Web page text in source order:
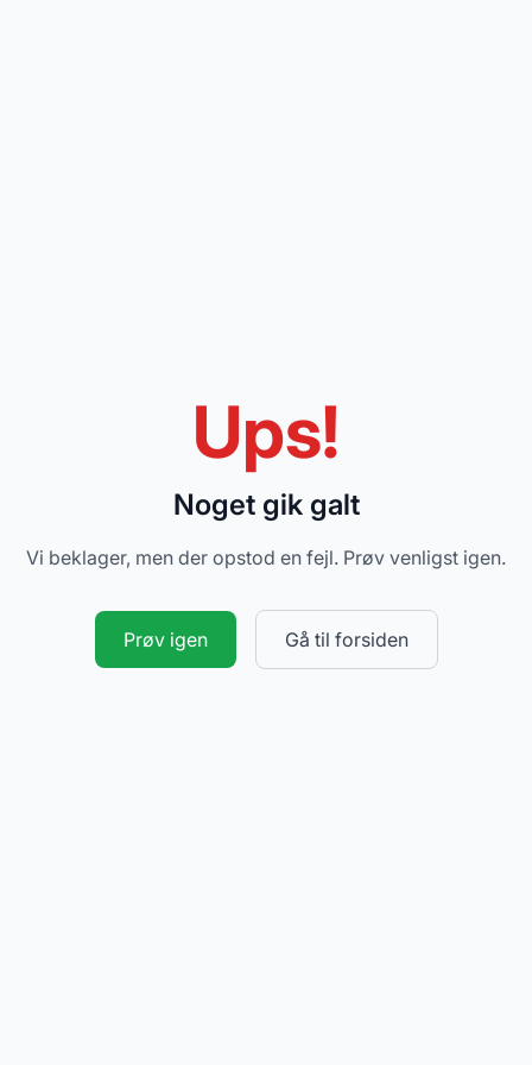
Ups!
Noget gik galt
Vi beklager, men der opstod en fejl. Prøv venligst igen.
Prøv igen Gå til forsiden